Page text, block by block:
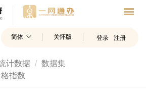
简体 关怀版 登录 注册
计数据
数据集
指数